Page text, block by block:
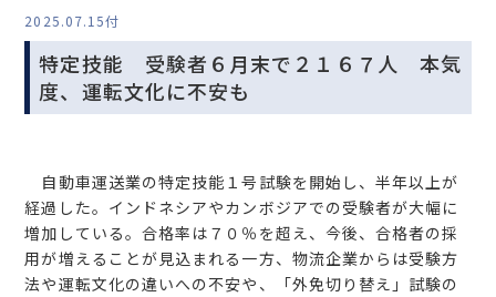
2025.07.15付
特定技能 受験者６月末で２１６７人 本気
度、運転文化に不安も
自動車運送業の特定技能１号試験を開始し、半年以上が
経過した。インドネシアやカンボジアでの受験者が大幅に
増加している。合格率は７０％を超え、今後、合格者の採
用が増えることが見込まれる一方、物流企業からは受験方
法や運転文化の違いへの不安や、「外免切り替え」試験の